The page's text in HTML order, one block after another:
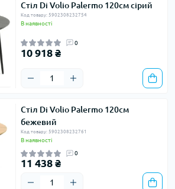
Стіл Di Volio Palermo 120см сірий
Код товару: 5902308232754
В наявності
0
10 918 ₴
Стіл Di Volio Palermo 120см
бежевий
Код товару: 5902308232761
В наявності
0
11 438 ₴